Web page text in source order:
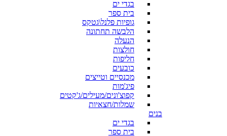
בגדי ים
בית ספר
גופיות פלנל\גטקס
הלבשה תחתונה
הנעלה
חולצות
חליפות
כובעים
מכנסיים וטייצים
פיג'מות
קפוצ'ונים/מעילים/ג'קטים
שמלות/חצאיות
בנים
בגדי ים
בית ספר